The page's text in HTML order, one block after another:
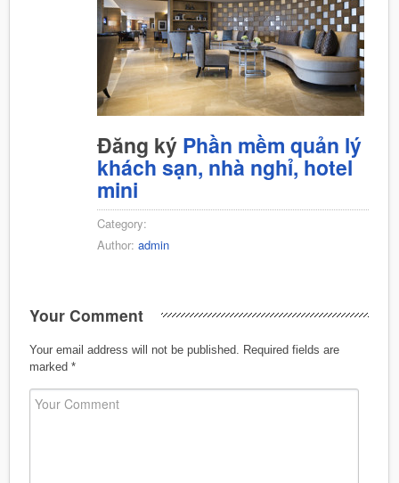
Đăng ký Phần mềm quản lý
khách sạn, nhà nghỉ, hotel
mini
Category:
Author: admin
Your Comment
Your email address will not be published.
Required fields are
marked *